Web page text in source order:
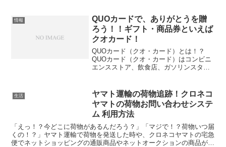
情報
QUOカードで、ありがとうを贈
ろう！！ギフト・商品券といえば
クオカード！
QUOカード（クオ・カード）とは！？
QUOカード（クオ・カード）はコンビニ
エンスストア、飲食店、ガソリンスタン
イドカード）です。クオカードはSOSK
株式会社の子会社で株...
生活
ヤマト運輸の荷物追跡！クロネコ
ヤマトの荷物お問い合わせシステ
ム 利用方法
「えっ！？今どこに荷物があるんだろう？」「マジで！？荷物いつ届
くの！？」ヤマト運輸で荷物を発送した時や、クロネコヤマトの宅急
便でネットショッピングの通販商品やネットオークションの商品が送